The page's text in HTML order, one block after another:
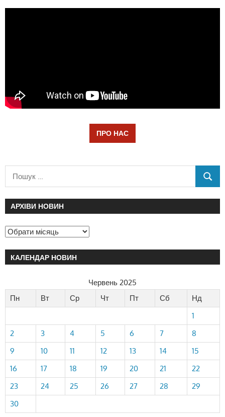
ПРО НАС
АРХІВИ НОВИН
КАЛЕНДАР НОВИН
Червень 2025
Пн
Вт Ср Чт Пт Сб
Нд
1
2
3 4 5 6 7
8
9
10 11 12 13 14
15
16
17 18 19 20 21
22
23
24 25 26 27 28
29
30